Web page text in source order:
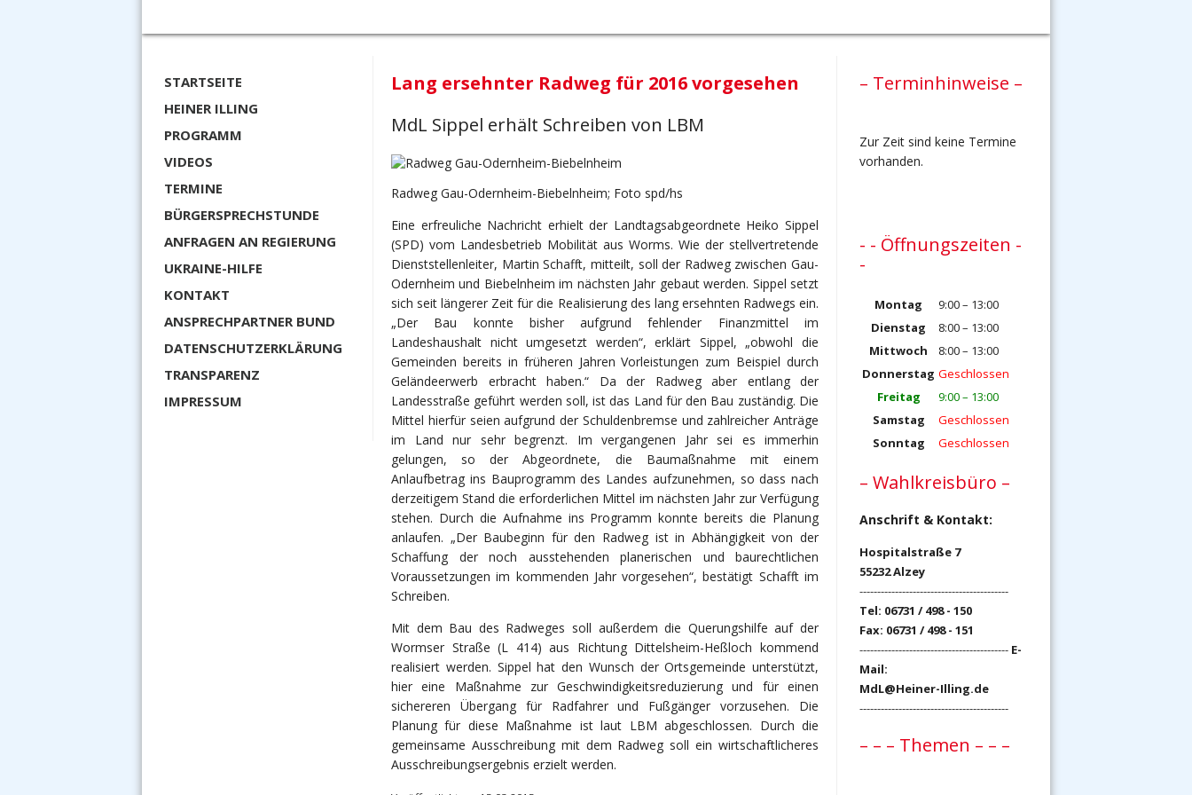
STARTSEITE
HEINER ILLING
PROGRAMM
VIDEOS
TERMINE
BÜRGERSPRECHSTUNDE
ANFRAGEN AN REGIERUNG
UKRAINE-HILFE
KONTAKT
ANSPRECHPARTNER BUND
DATENSCHUTZERKLÄRUNG
TRANSPARENZ
IMPRESSUM
Lang ersehnter Radweg für 2016 vorgesehen
MdL Sippel erhält Schreiben von LBM
Radweg Gau-Odernheim-Biebelnheim; Foto spd/hs
Eine erfreuliche Nachricht erhielt der Landtagsabgeordnete Heiko Sippel
(SPD) vom Landesbetrieb Mobilität aus Worms. Wie der stellvertretende
Dienststellenleiter, Martin Schafft, mitteilt, soll der Radweg zwischen Gau-
Odernheim und Biebelnheim im nächsten Jahr gebaut werden. Sippel setzt
sich seit längerer Zeit für die Realisierung des lang ersehnten Radwegs ein.
„Der Bau konnte bisher aufgrund fehlender Finanzmittel im
Landeshaushalt nicht umgesetzt werden“, erklärt Sippel, „obwohl die
Gemeinden bereits in früheren Jahren Vorleistungen zum Beispiel durch
Geländeerwerb erbracht haben.“ Da der Radweg aber entlang der
Landesstraße geführt werden soll, ist das Land für den Bau zuständig. Die
Mittel hierfür seien aufgrund der Schuldenbremse und zahlreicher Anträge
im Land nur sehr begrenzt. Im vergangenen Jahr sei es immerhin
gelungen, so der Abgeordnete, die Baumaßnahme mit einem
Anlaufbetrag ins Bauprogramm des Landes aufzunehmen, so dass nach
derzeitigem Stand die erforderlichen Mittel im nächsten Jahr zur Verfügung
stehen. Durch die Aufnahme ins Programm konnte bereits die Planung
anlaufen. „Der Baubeginn für den Radweg ist in Abhängigkeit von der
Schaffung der noch ausstehenden planerischen und baurechtlichen
Voraussetzungen im kommenden Jahr vorgesehen“, bestätigt Schafft im
Schreiben.
Mit dem Bau des Radweges soll außerdem die Querungshilfe auf der
Wormser Straße (L 414) aus Richtung Dittelsheim-Heßloch kommend
realisiert werden. Sippel hat den Wunsch der Ortsgemeinde unterstützt,
hier eine Maßnahme zur Geschwindigkeitsreduzierung und für einen
sichereren Übergang für Radfahrer und Fußgänger vorzusehen. Die
Planung für diese Maßnahme ist laut LBM abgeschlossen. Durch die
gemeinsame Ausschreibung mit dem Radweg soll ein wirtschaftlicheres
Ausschreibungsergebnis erzielt werden.
– Terminhinweise –
Zur Zeit sind keine Termine
vorhanden.
- - Öffnungszeiten -
-
Montag
9:00 – 13:00
Dienstag
8:00 – 13:00
Mittwoch
8:00 – 13:00
Donnerstag Geschlossen
Freitag
9:00 – 13:00
Samstag
Geschlossen
Sonntag
Geschlossen
– Wahlkreisbüro –
Anschrift & Kontakt:
Hospitalstraße 7
55232 Alzey
------------------------------------------
Tel: 06731 / 498 - 150
Fax: 06731 / 498 - 151
------------------------------------------ E-
Mail:
MdL@Heiner-Illing.de
------------------------------------------
– – – Themen – – –